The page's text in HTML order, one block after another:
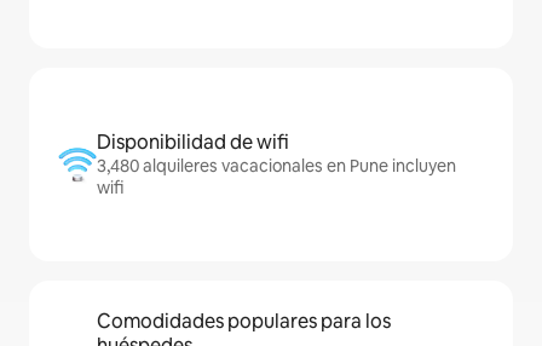
Disponibilidad de wifi
3,480 alquileres vacacionales en Pune incluyen
wifi
Comodidades populares para los